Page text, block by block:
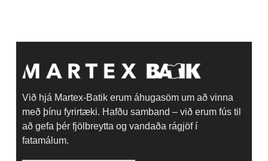
Við hjá Martex-Batik erum áhugasöm um að vinna
með þínu fyrirtæki. Hafðu samband – við erum fús til
að gefa þér fjölbreytta og vandaða rágjöf í
fatamálum.